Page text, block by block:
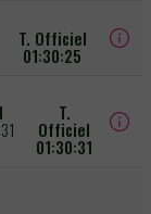
T. Officiel
01:30:25
T.
Officiel
01:30:31